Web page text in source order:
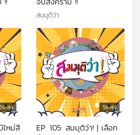
สมมุติว่า
56:44
ใหม่สี
56:44
EP. 105: สมมุติว่า! | เลือก